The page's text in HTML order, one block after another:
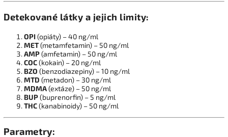
Detekované látky a jejich limity:
OPI(opiáty) – 40 ng/ml
MET(metamfetamin) – 50 ng/ml
AMP(amfetamin) – 50 ng/ml
COC(kokain) – 20 ng/ml
BZO (benzodiazepiny) – 10 ng/ml
MTD (metadon) – 30 ng/ml
MDMA(extáze) – 50 ng/ml
BUP(buprenorfin) – 5 ng/ml
THC(kanabinoidy) – 50 ng/ml
Parametry: